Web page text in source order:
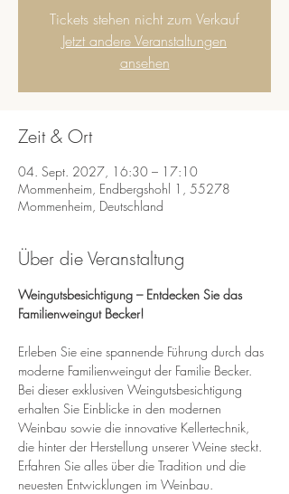
Tickets stehen nicht zum Verkauf
Jetzt andere Veranstaltungen
ansehen
Zeit & Ort
04. Sept. 2027, 16:30 – 17:10
Mommenheim, Endbergshohl 1, 55278
Mommenheim, Deutschland
Über die Veranstaltung
Weingutsbesichtigung – Entdecken Sie das
Familienweingut Becker!
Erleben Sie eine spannende Führung durch das
moderne Familienweingut der Familie Becker.
Bei dieser exklusiven Weingutsbesichtigung
erhalten Sie Einblicke in den modernen
Weinbau sowie die innovative Kellertechnik,
die hinter der Herstellung unserer Weine steckt.
Erfahren Sie alles über die Tradition und die
neuesten Entwicklungen im Weinbau.